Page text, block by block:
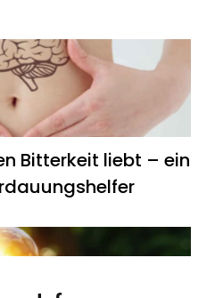
Bitterkeit liebt – ein